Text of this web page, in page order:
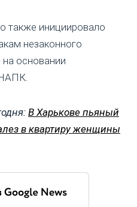
также инициировало
незаконного
основании
В Харькове пьяный
в квартиру женщины